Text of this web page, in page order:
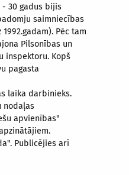
- 30 gadus bijis
saimniecības
Pēc tam
Pilsonības un
inspektoru. Kopš
pagasta
laika darbinieks.
nodaļas
apvienības"
Publicējies arī